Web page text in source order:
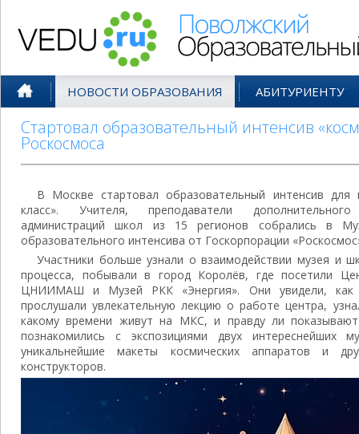
НОВОСТИ ОБРАЗОВАНИЯ АБИТУРИЕНТУ
Стартовал образовательный интенсив
Роскосмоса
В Москве стартовал образовательный интенсив для
класс». Учителя, преподаватели
администраций школ из 15 регионов собрались в
образовательного интенсива от Госкорпорации
Участники больше узнали о взаимодействии музея и
процесса, побывали в город Королёв, где посетили
ЦНИИМАШ и Музей РКК «Энергия». Они увидели, как
прослушали увлекательную лекцию о работе центра,
какому времени живут на МКС, и правду ли
познакомились с экспозициями двух интереснейших
уникальнейшие макеты космических аппаратов и
конструкторов.